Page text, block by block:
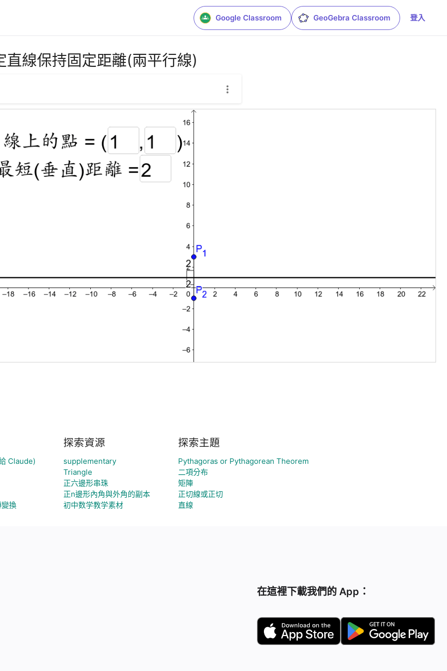
Google Classroom GeoGebra Classroom 登入
線保持固定距離(兩平行線)
Claude)
換
探索資源
supplementary
Triangle
正六邊形串珠
正n邊形內角與外角的副本
初中数学教学素材
探索主題
Pythagoras or Pythagorean Theorem
二項分布
矩陣
正切線或正切
直線
在這裡下載我們的 App：